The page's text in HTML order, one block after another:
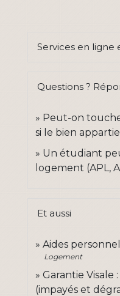
Services en ligne
Questions ?
Peut-on
si le bien
Un étudiant
logement (APL,
Et aussi
Aides
Logement
Garantie Visale
(impayés et